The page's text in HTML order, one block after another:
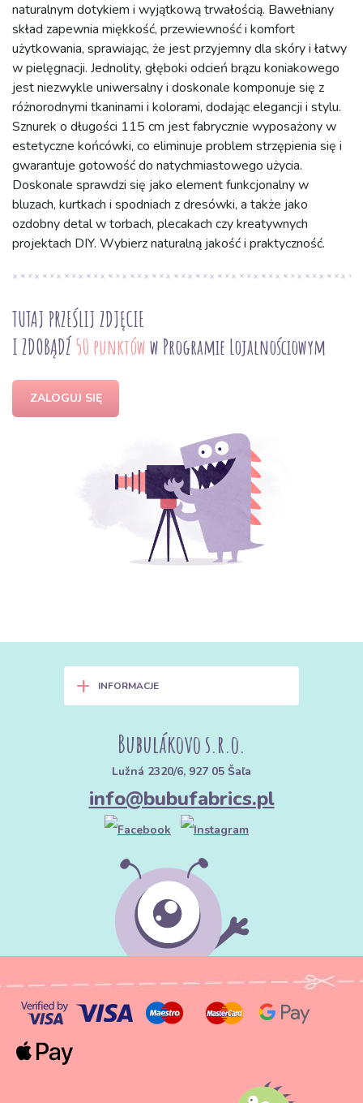
naturalnym dotykiem i wyjątkową trwałością. Bawełniany
skład zapewnia miękkość, przewiewność i komfort
użytkowania, sprawiając, że jest przyjemny dla skóry i łatwy
w pielęgnacji. Jednolity, głęboki odcień brązu koniakowego
jest niezwykle uniwersalny i doskonale komponuje się z
różnorodnymi tkaninami i kolorami, dodając elegancji i stylu.
Sznurek o długości 115 cm jest fabrycznie wyposażony w
estetyczne końcówki, co eliminuje problem strzępienia się i
gwarantuje gotowość do natychmiastowego użycia.
Doskonale sprawdzi się jako element funkcjonalny w
bluzach, kurtkach i spodniach z dresówki, a także jako
ozdobny detal w torbach, plecakach czy kreatywnych
projektach DIY. Wybierz naturalną jakość i praktyczność.
TUTAJ PRZEŚLIJ ZDJĘCIE
I ZDOBĄDŹ 50 punktóww Programie Lojalnościowym
ZALOGUJ SIĘ
+ INFORMACJE
Bubulákovo s.r.o.
Lužná 2320/6, 927 05 Šaľa
info@bubufabrics.pl